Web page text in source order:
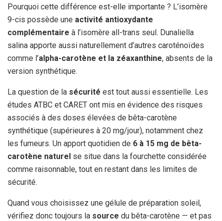
Pourquoi cette différence est-elle importante ? L’isomère
9-cis possède une activité antioxydante
complémentaire à l’isomère all-trans seul. Dunaliella
salina apporte aussi naturellement d’autres caroténoïdes
comme l’alpha-carotène et la zéaxanthine, absents de la
version synthétique.
La question de la sécurité est tout aussi essentielle. Les
études ATBC et CARET ont mis en évidence des risques
associés à des doses élevées de bêta-carotène
synthétique (supérieures à 20 mg/jour), notamment chez
les fumeurs. Un apport quotidien de 6 à 15 mg de bêta-
carotène naturel se situe dans la fourchette considérée
comme raisonnable, tout en restant dans les limites de
sécurité.
Quand vous choisissez une gélule de préparation soleil,
vérifiez donc toujours la source du bêta-carotène — et pas